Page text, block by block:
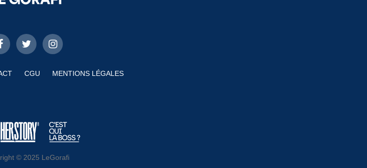
CGU MENTIONS LÉGALES
© 2025 LeGorafi